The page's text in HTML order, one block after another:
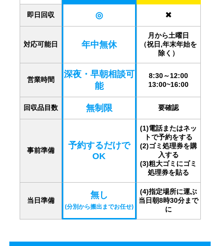
即日回収 ◎ ✖️
対応可能日 年中無休
月から土曜日
（祝日,年末年始を
除く）
営業時間
深夜・早朝相談可
能
8:30～12:00
13:00~16:00
回収品目数 無制限 要確認
事前準備
予約するだけで
OK
(1)電話またはネッ
トで予約をする
(2)ゴミ処理券を購
入する
(3)粗大ゴミにゴミ
処理券を貼る
当日準備
無し
(分別から搬出までお任せ)
(4)指定場所に運ぶ
当日朝8時30分まで
に